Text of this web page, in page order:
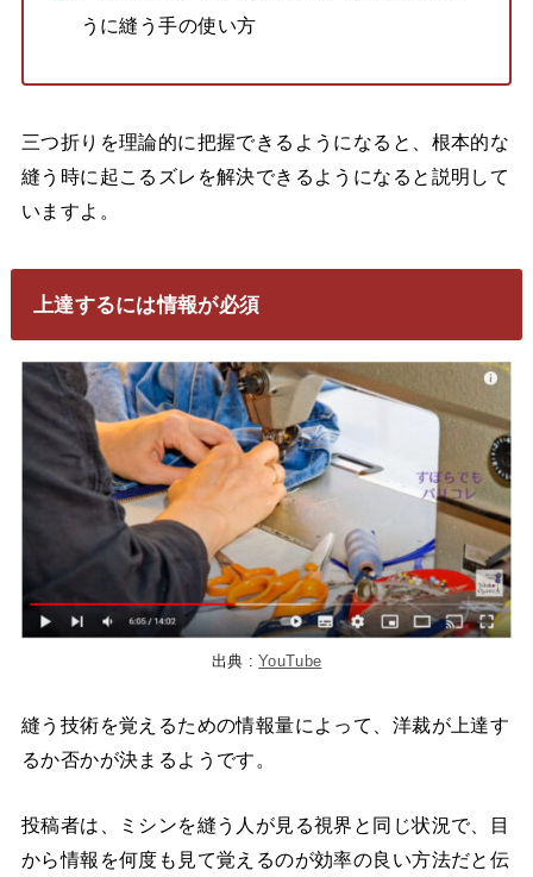
うに縫う手の使い方
三つ折りを理論的に把握できるようになると、根本的な
縫う時に起こるズレを解決できるようになると説明して
いますよ。
上達するには情報が必須
出典 :YouTube
縫う技術を覚えるための情報量によって、洋裁が上達す
るか否かが決まるようです。
投稿者は、ミシンを縫う人が見る視界と同じ状況で、目
から情報を何度も見て覚えるのが効率の良い方法だと伝